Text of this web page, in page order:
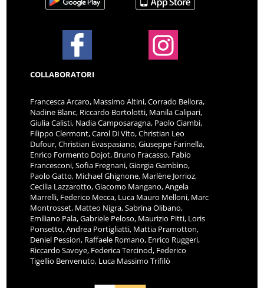
COLLABORATORI
Francesca Arcaro, Massimo Altini, Corrado Bellora,
Nadine Blanc, Riccardo Bortolotti, Manila Calipari,
Giulia Calisti, Nadia Camposaragna, Paolo Ciambi,
Filippo Clermont, Carol Di Vito, Christian Leo
Dufour, Christian Evaspasiano, Giuseppe Farinella,
Enrico Formento Dojot, Bruno Fracasso, Fabio
Francesconi, Sofia Fregnani, Giorgia Gambino,
Paolo Gatto, Michael Ghignone, Marlène Jorrioz,
Cecilia Lazzarotto, Giacomo Mangano, Angela
Marrelli, Federico Mecca, Luca Mauro Melloni, Marc
Montrosset, Matteo Nigra, Sabrina Olibano,
Emiliano Pala, Gabriele Peloso, Maurizio Pitti, Loris
Ponsetto, Andrea Portigliatti, Mattia Pramotton,
Deniel Pession, Raffaele Romano, Enrico Ruggeri,
Riccardo Savoye, Federica Tercinod, Federico
Tigellio Benvenuto, Luca Massimo Trifilò